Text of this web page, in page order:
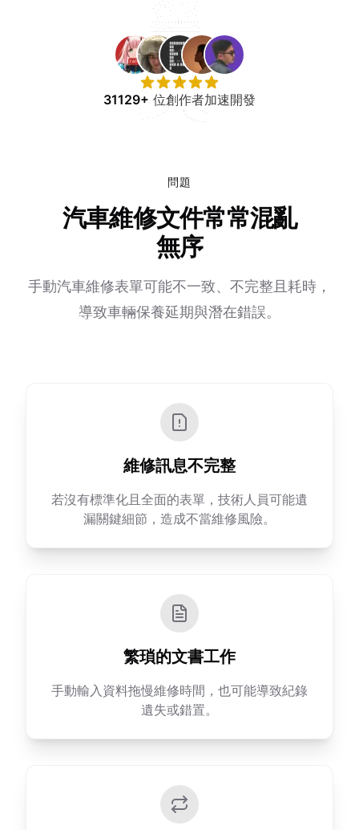
31129+ 位創作者加速開發
問題
汽車維修文件常常混亂
無序
手動汽車維修表單可能不一致、不完整且耗時，
導致車輛保養延期與潛在錯誤。
維修訊息不完整
若沒有標準化且全面的表單，技術人員可能遺
漏關鍵細節，造成不當維修風險。
繁瑣的文書工作
手動輸入資料拖慢維修時間，也可能導致紀錄
遺失或錯置。